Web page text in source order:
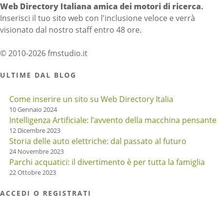
Web Directory Italiana amica dei motori di ricerca.
Inserisci il tuo sito web con l'inclusione veloce e verrà
visionato dal nostro staff entro 48 ore.
© 2010-2026 fmstudio.it
ULTIME DAL BLOG
Come inserire un sito su Web Directory Italia
10 Gennaio 2024
Intelligenza Artificiale: l’avvento della macchina pensante
12 Dicembre 2023
Storia delle auto elettriche: dal passato al futuro
24 Novembre 2023
Parchi acquatici: il divertimento è per tutta la famiglia
22 Ottobre 2023
ACCEDI O REGISTRATI